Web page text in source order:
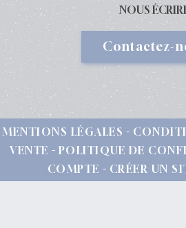
NOUS
Contactez-
MENTIONS LÉGALES
VENTE
POLITIQUE DE
COMPTE
CRÉER UN